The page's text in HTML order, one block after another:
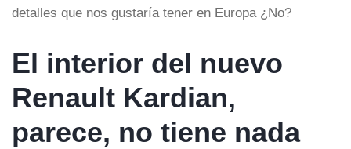
detalles que nos gustaría tener en Europa ¿No?
El interior del nuevo
Renault Kardian,
parece, no tiene nada